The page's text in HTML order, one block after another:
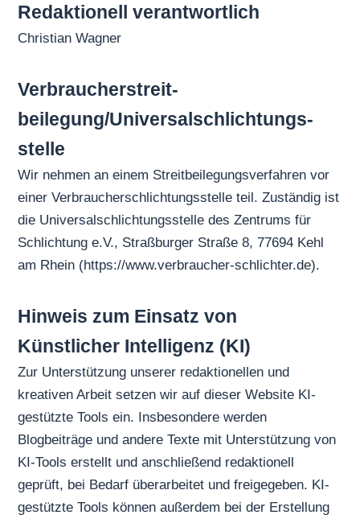
Redaktionell verantwortlich
Christian Wagner
Verbraucher­streit­
beilegung/Universal­schlichtungs­
stelle
Wir nehmen an einem Streitbeilegungsverfahren vor
einer Verbraucherschlichtungsstelle teil. Zuständig ist
die Universalschlichtungsstelle des Zentrums für
Schlichtung e.V., Straßburger Straße 8, 77694 Kehl
am Rhein (https://www.verbraucher-schlichter.de).
Hinweis zum Einsatz von
Künstlicher Intelligenz (KI)
Zur Unterstützung unserer redaktionellen und
kreativen Arbeit setzen wir auf dieser Website KI-
gestützte Tools ein. Insbesondere werden
Blogbeiträge und andere Texte mit Unterstützung von
KI-Tools erstellt und anschließend redaktionell
geprüft, bei Bedarf überarbeitet und freigegeben. KI-
gestützte Tools können außerdem bei der Erstellung